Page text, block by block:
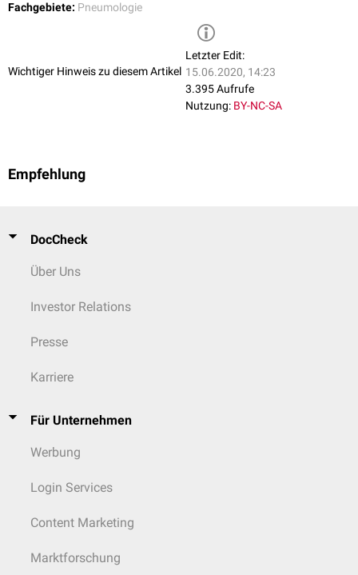
Fachgebiete: Pneumologie
Wichtiger Hinweis zu diesem Artikel
Letzter Edit:
15.06.2020, 14:23
3.395 Aufrufe
Nutzung: BY-NC-SA
Empfehlung
DocCheck
Über Uns
Investor Relations
Presse
Karriere
Für Unternehmen
Werbung
Login Services
Content Marketing
Marktforschung